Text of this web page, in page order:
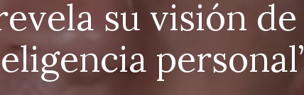
su visión de
personal’